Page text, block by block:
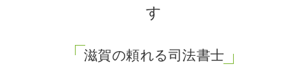
す
滋賀の頼れる司法書士